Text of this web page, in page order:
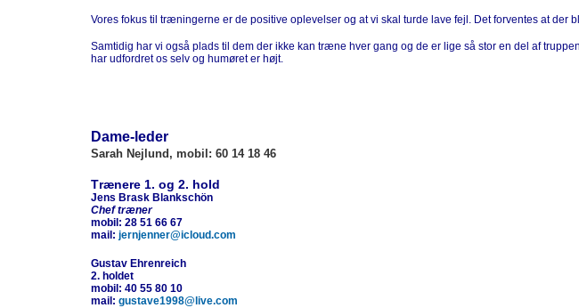
Vores fokus til træningerne er de positive oplevelser og at vi skal turde lave fejl. Det forventes at der
Samtidig har vi også plads til dem der ikke kan træne hver gang og de er lige så stor en del af
har udfordret os selv og humøret er højt.
Dame-leder
Sarah Nejlund, mobil: 60 14 18 46
Trænere 1. og 2. hold
Jens Brask Blankschön
Chef træner
mobil: 28 51 66 67
mail: jernjenner@icloud.com
Gustav Ehrenreich
2. holdet
mobil: 40 55 80 10
mail: gustave1998@live.com